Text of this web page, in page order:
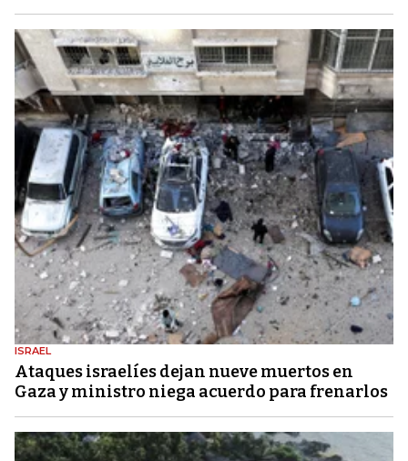
ISRAEL
Ataques israelíes dejan nueve muertos en
Gaza y ministro niega acuerdo para frenarlos